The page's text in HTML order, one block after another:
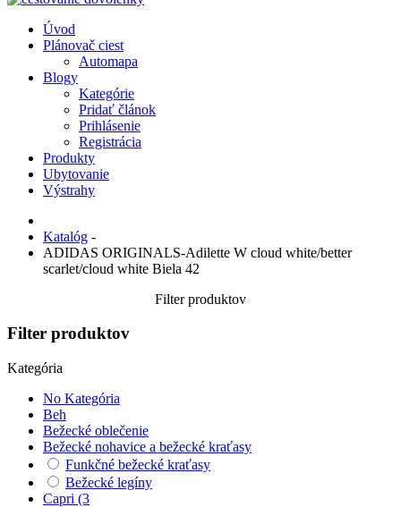
Úvod
Plánovač ciest
Automapa
Blogy
Kategórie
Pridať článok
Prihlásenie
Registrácia
Produkty
Ubytovanie
Výstrahy
Katalóg -
ADIDAS ORIGINALS-Adilette W cloud white/better
scarlet/cloud white Biela 42
Filter produktov
Filter produktov
Kategória
No Kategória
Beh
Bežecké oblečenie
Bežecké nohavice a bežecké kraťasy
Funkčné bežecké kraťasy
Bežecké legíny
Capri (3